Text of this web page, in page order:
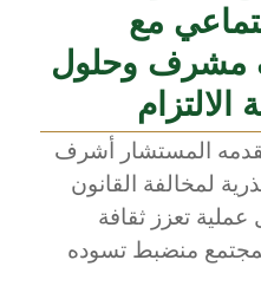
الترخيص،
والنقل
شرح
للمستشار
أشرف
مشرف
المحامي
بالنقض
مع
مشرف وحلول
الالتزام
المستشار أشرف
لمخالفة القانون
تعزز ثقافة
منضبط تسوده